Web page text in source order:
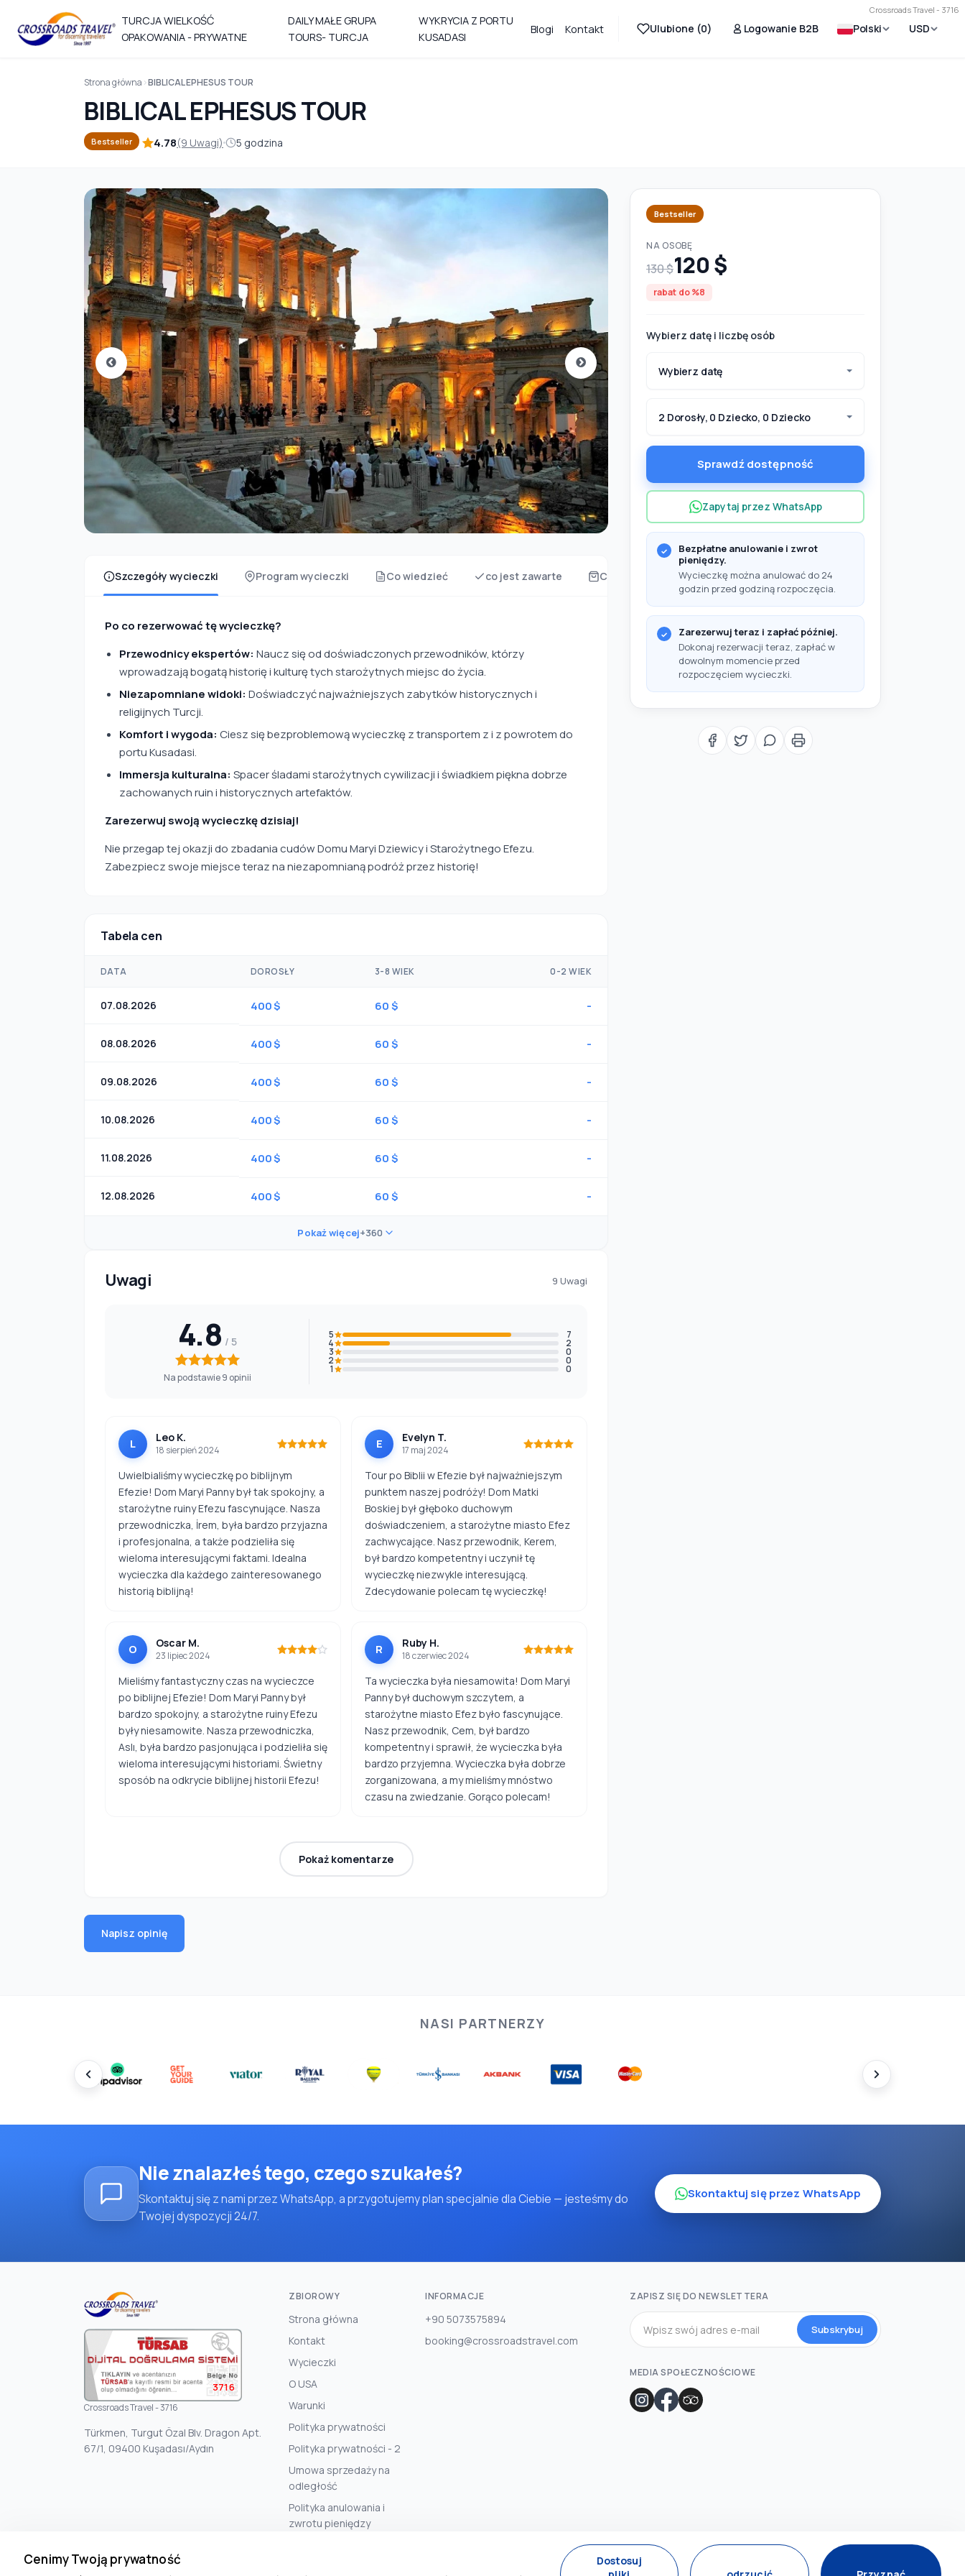
Crossroads Travel - 3716
TURCJA WIELKOŚĆ
OPAKOWANIA - PRYWATNE
DAILY MAŁE GRUPA
TOURS- TURCJA
WYKRYCIA Z PORTU
KUSADASI
Blogi Kontakt Ulubione (0) Logowanie B2B Polski USD
Strona główna BIBLICAL EPHESUS TOUR
BIBLICAL EPHESUS TOUR
Bestseller 4.78(9 Uwagi) 5 godzina
Szczegóły wycieczki Program wycieczki Co wiedzieć co jest zawarte Co zabrać ze sobą?
Po co rezerwować tę wycieczkę?
Przewodnicy ekspertów: Naucz się od doświadczonych przewodników, którzy
wprowadzają bogatą historię i kulturę tych starożytnych miejsc do życia.
Niezapomniane widoki: Doświadczyć najważniejszych zabytków historycznych i
religijnych Turcji.
Komfort i wygoda: Ciesz się bezproblemową wycieczkę z transportem z i z powrotem do
portu Kusadasi.
Immersja kulturalna: Spacer śladami starożytnych cywilizacji i świadkiem piękna dobrze
zachowanych ruin i historycznych artefaktów.
Zarezerwuj swoją wycieczkę dzisiaj!
Nie przegap tej okazji do zbadania cudów Domu Maryi Dziewicy i Starożytnego Efezu.
Zabezpiecz swoje miejsce teraz na niezapomnianą podróż przez historię!
Tabela cen
DATA DOROSŁY 3-8 WIEK 0-2 WIEK
07.08.2026 400 $ 60 $ -
08.08.2026 400 $ 60 $ -
09.08.2026 400 $ 60 $ -
10.08.2026 400 $ 60 $ -
11.08.2026 400 $ 60 $ -
12.08.2026 400 $ 60 $ -
Pokaż więcej+360
Uwagi 9 Uwagi
4.8
Na podstawie 9 opinii
5 7
4 2
3 0
2 0
1 0
L Leo K.
18 sierpień 2024
Uwielbialiśmy wycieczkę po biblijnym
Efezie! Dom Maryi Panny był tak spokojny, a
starożytne ruiny Efezu fascynujące. Nasza
przewodniczka, İrem, była bardzo przyjazna
i profesjonalna, a także podzieliła się
wieloma interesującymi faktami. Idealna
wycieczka dla każdego zainteresowanego
historią biblijną!
E Evelyn T.
17 maj 2024
Tour po Biblii w Efezie był najważniejszym
punktem naszej podróży! Dom Matki
Boskiej był głęboko duchowym
doświadczeniem, a starożytne miasto Efez
zachwycające. Nasz przewodnik, Kerem,
był bardzo kompetentny i uczynił tę
wycieczkę niezwykle interesującą.
Zdecydowanie polecam tę wycieczkę!
O Oscar M.
23 lipiec 2024
Mieliśmy fantastyczny czas na wycieczce
po biblijnej Efezie! Dom Maryi Panny był
bardzo spokojny, a starożytne ruiny Efezu
były niesamowite. Nasza przewodniczka,
Aslı, była bardzo pasjonująca i podzieliła się
wieloma interesującymi historiami. Świetny
sposób na odkrycie biblijnej historii Efezu!
R Ruby H.
18 czerwiec 2024
Ta wycieczka była niesamowita! Dom Maryi
Panny był duchowym szczytem, a
starożytne miasto Efez było fascynujące.
Nasz przewodnik, Cem, był bardzo
kompetentny i sprawił, że wycieczka była
bardzo przyjemna. Wycieczka była dobrze
zorganizowana, a my mieliśmy mnóstwo
czasu na zwiedzanie. Gorąco polecam!
Pokaż komentarze
Napisz opinię
Bestseller
NA OSOBĘ
130 $120 $
rabat do %8
Wybierz datę i liczbę osób
Wybierz datę
2 Dorosły, 0 Dziecko, 0 Dziecko
Sprawdź dostępność
Zapytaj przez WhatsApp
Bezpłatne anulowanie i zwrot
pieniędzy.
Wycieczkę można anulować do 24
godzin przed godziną rozpoczęcia.
Zarezerwuj teraz i zapłać później.
Dokonaj rezerwacji teraz, zapłać w
dowolnym momencie przed
rozpoczęciem wycieczki.
NASI PARTNERZY
Nie znalazłeś tego, czego szukałeś?
Skontaktuj się z nami przez WhatsApp, a przygotujemy plan specjalnie dla Ciebie — jesteśmy do
Twojej dyspozycji 24/7.
Skontaktuj się przez WhatsApp
3716
Crossroads Travel - 3716
Türkmen, Turgut Özal Blv. Dragon Apt.
67/1, 09400 Kuşadası/Aydın
ZBIOROWY
Strona główna
Kontakt
Wycieczki
O USA
Warunki
Polityka prywatności
Polityka prywatności - 2
Umowa sprzedaży na
odległość
Polityka anulowania i
zwrotu pieniędzy
INFORMACJE
+90 5073575894
booking@crossroadstravel.com
ZAPISZ SIĘ DO NEWSLETTERA
Subskrybuj
MEDIA SPOŁECZNOŚCIOWE
Cenimy Twoją prywatność
Dostosuj